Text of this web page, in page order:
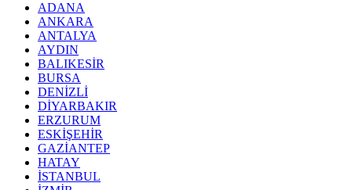
ADANA
ANKARA
ANTALYA
AYDIN
BALIKESİR
BURSA
DENİZLİ
DİYARBAKIR
ERZURUM
ESKİŞEHİR
GAZİANTEP
HATAY
İSTANBUL